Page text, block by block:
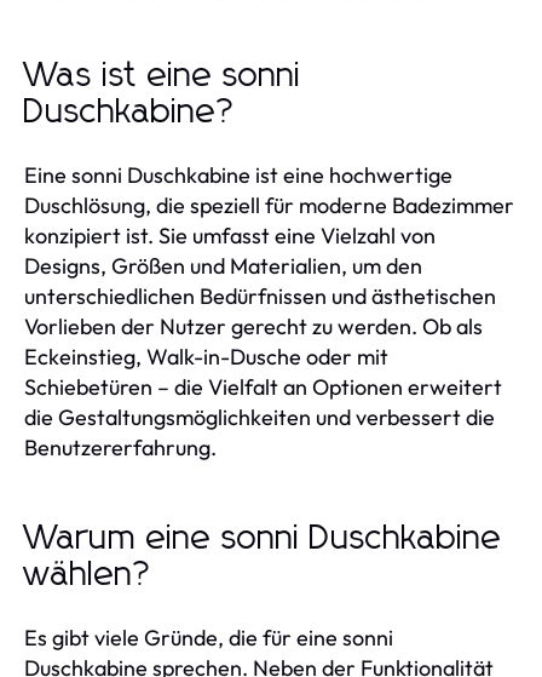
Was ist eine sonni
Duschkabine?
Eine sonni Duschkabine ist eine hochwertige
Duschlösung, die speziell für moderne Badezimmer
konzipiert ist. Sie umfasst eine Vielzahl von
Designs, Größen und Materialien, um den
unterschiedlichen Bedürfnissen und ästhetischen
Vorlieben der Nutzer gerecht zu werden. Ob als
Eckeinstieg, Walk-in-Dusche oder mit
Schiebetüren – die Vielfalt an Optionen erweitert
die Gestaltungsmöglichkeiten und verbessert die
Benutzererfahrung.
Warum eine sonni Duschkabine
wählen?
Es gibt viele Gründe, die für eine sonni
Duschkabine sprechen. Neben der Funktionalität